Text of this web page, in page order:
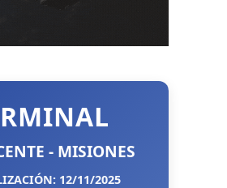
- MISIONES
12/11/2025